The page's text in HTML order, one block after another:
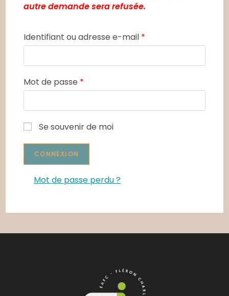
autre demande sera refusée.
Identifiant ou adresse e-mail *
Mot de passe *
Se souvenir de moi
Mot de passe perdu ?